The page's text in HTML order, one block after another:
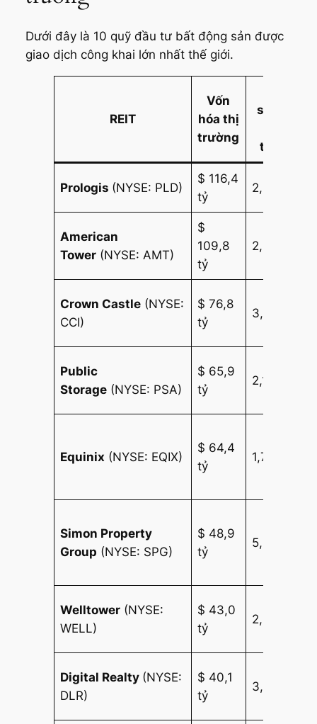
Dưới đây là 10 quỹ đầu tư bất động sản được
giao dịch công khai lớn nhất thế giới.
REIT
Vốn
hóa thị
trường
suất
tức
Prologis (NYSE: PLD)
$ 116,4
tỷ
2,03%
American
Tower (NYSE: AMT)
$
109,8
tỷ
2,38%
Crown Castle (NYSE:
CCI)
$ 76,8
tỷ
3,35%
Public
Storage (NYSE: PSA)
$ 65,9
tỷ
2,14%
Equinix (NYSE: EQIX)
$ 64,4
tỷ
1,74%
Simon Property
Group (NYSE: SPG)
$ 48,9
tỷ
5,07%
Welltower (NYSE:
WELL)
$ 43,0
tỷ
2,58%
Digital Realty (NYSE:
DLR)
$ 40,1
tỷ
3,55%